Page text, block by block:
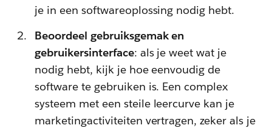
je in een softwareoplossing nodig hebt.
Beoordeel gebruiksgemak en
gebruikersinterface: als je weet wat je
nodig hebt, kijk je hoe eenvoudig de
software te gebruiken is. Een complex
systeem met een steile leercurve kan je
marketingactiviteiten vertragen, zeker als je